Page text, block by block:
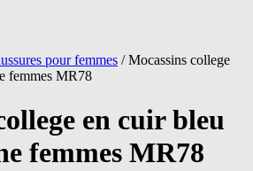
pour femmes /Mocassins college
femmes MR78
en cuir bleu
femmes MR78